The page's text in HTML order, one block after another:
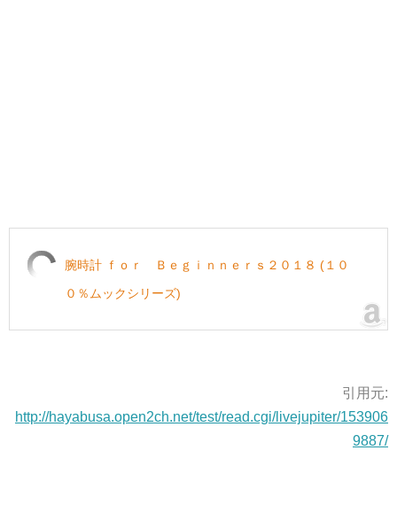
腕時計 ｆｏｒ Ｂｅｇｉｎｎｅｒｓ２０１８ (１０
０％ムックシリーズ)
引用元:
http://hayabusa.open2ch.net/test/read.cgi/livejupiter/153906
9887/